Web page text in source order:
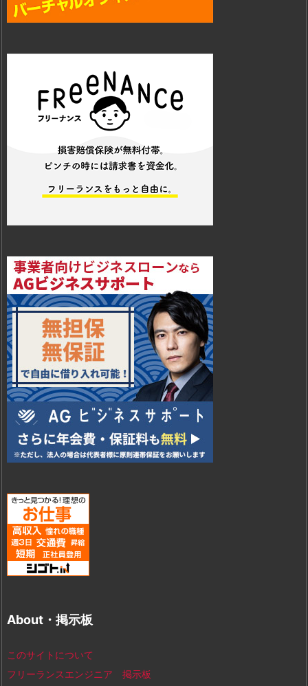
About・掲示板
このサイトについて
フリーランスエンジニア 掲示板